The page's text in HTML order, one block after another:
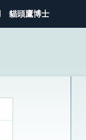
貓頭鷹博士